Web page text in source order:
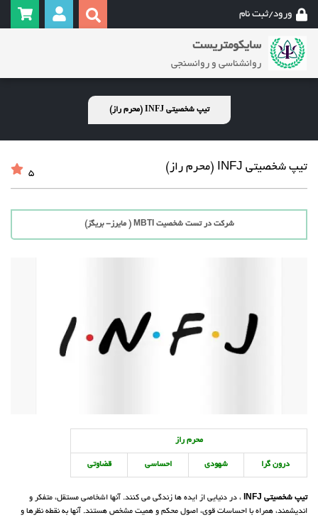
ورود/ثبت نام
سایکومتریست
روانشناسی و روانسنجی
تیپ شخصیتی INFJ (محرم راز)
تیپ شخصیتی INFJ (محرم راز) 5
شرکت در تست شخصیت MBTI ( مایرز- بریگز)
محرم راز
درون گرا شهودی احساسی قضاوتی
تیپ شخصیتی INFJ
، در دنیایی از ایده ها زندگی می کنند. آنها اشخاصی مستقل، متفکر و
اندیشمند، همراه با احساسات قوی، اصول محکم و همیت مشخص هستند. آنها به نقطه نظرها و